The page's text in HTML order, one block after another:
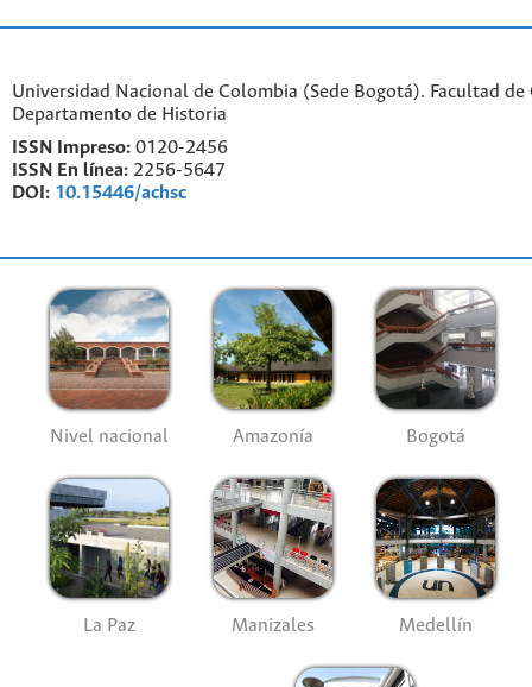
Universidad Nacional de Colombia (Sede Bogotá). Facultad de
Departamento de Historia
ISSN Impreso: 0120-2456
ISSN En línea: 2256-5647
DOI: 10.15446/achsc
Nivel nacional Amazonía Bogotá
La Paz Manizales Medellín